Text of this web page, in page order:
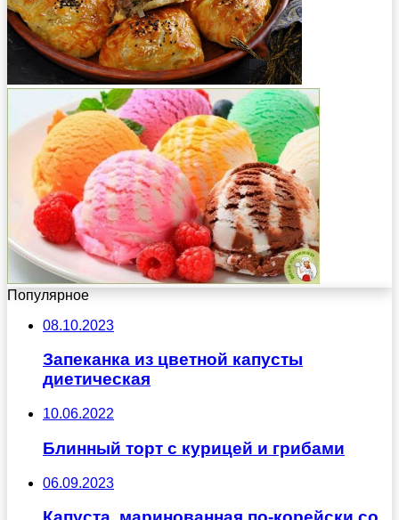
Популярное
08.10.2023
Запеканка из цветной капусты
диетическая
10.06.2022
Блинный торт с курицей и грибами
06.09.2023